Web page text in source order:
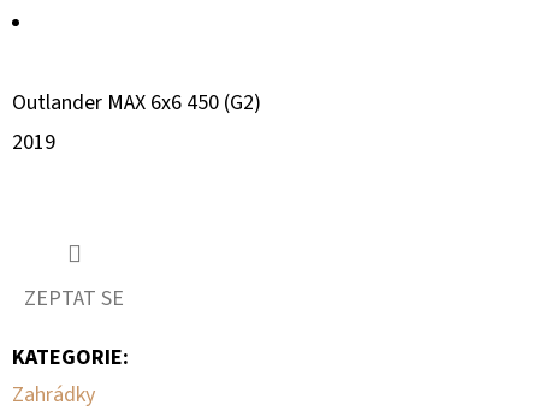
Outlander MAX 6x6 450 (G2)
2019
ZEPTAT SE
KATEGORIE:
Zahrádky